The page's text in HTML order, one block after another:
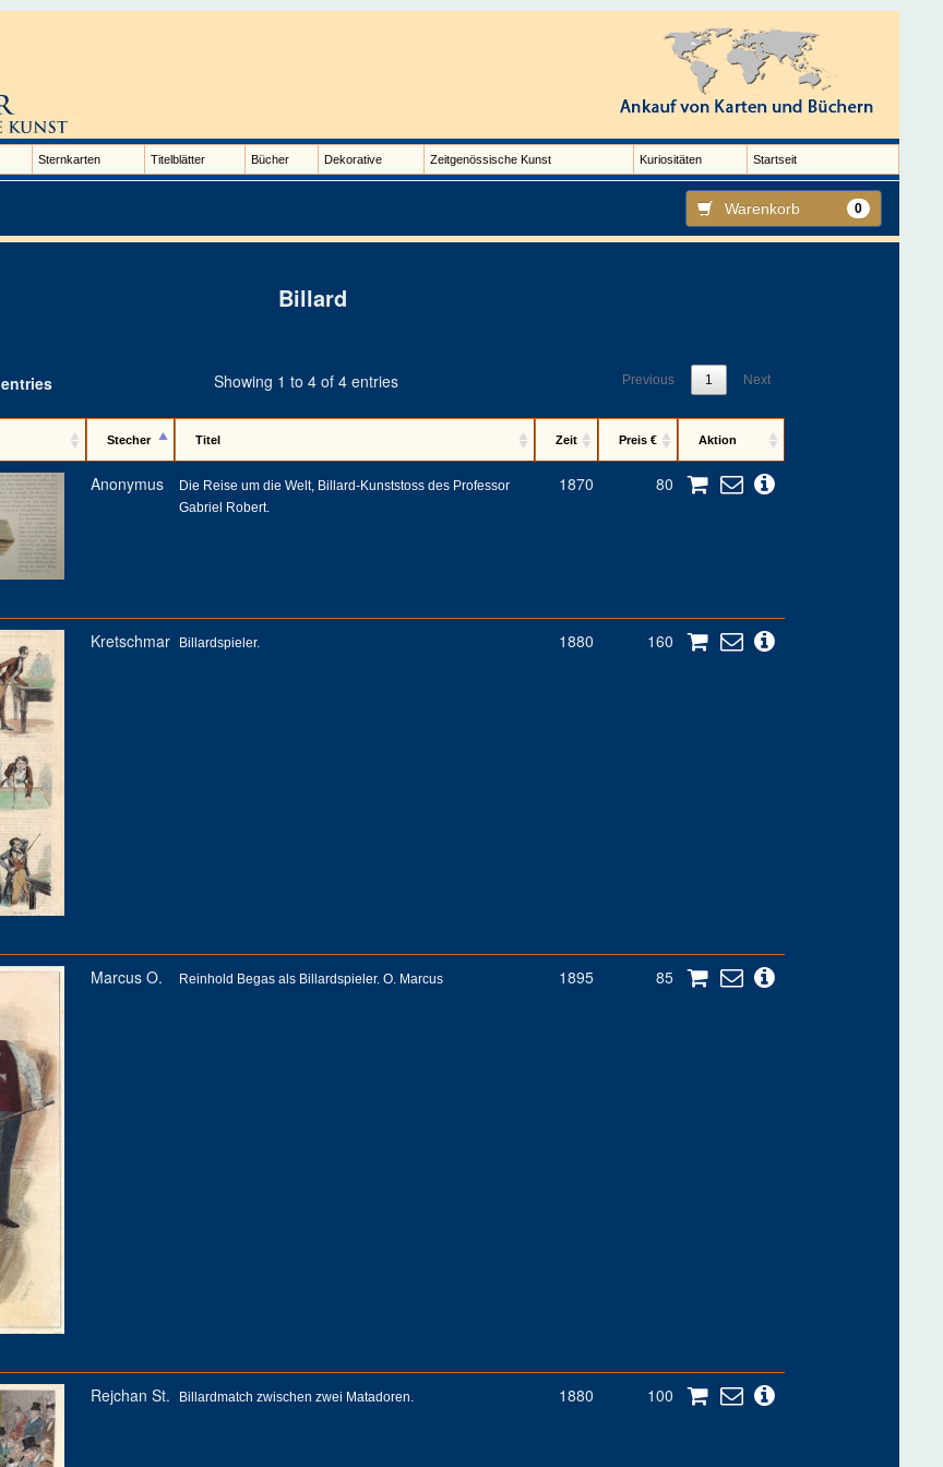
Sternkarten Titelblätter Bücher Dekorative Zeitgenössische Kunst Kuriositäten Startseit
Warenkorb 0
Billard
entries Showing 1 to 4 of 4 entries Previous 1 Next
Stecher Titel Zeit Preis € Aktion
Anonymus
Die Reise um die Welt, Billard-Kunststoss des Professor
Gabriel Robert.
1870 80
Kretschmar Billardspieler. 1880 160
Marcus O. Reinhold Begas als Billardspieler. O. Marcus 1895 85
Rejchan St. Billardmatch zwischen zwei Matadoren. 1880 100